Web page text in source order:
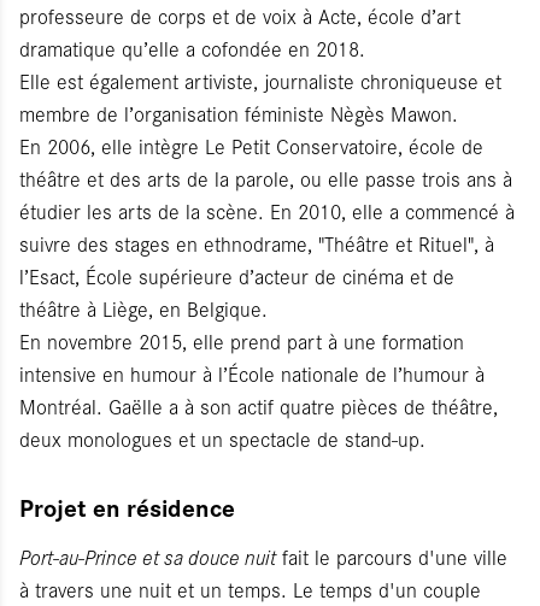
professeure de corps et de voix à Acte, école d’art
dramatique qu’elle a cofondée en 2018.
Elle est également artiviste, journaliste chroniqueuse et
membre de l’organisation féministe Nègès Mawon.
En 2006, elle intègre Le Petit Conservatoire, école de
théâtre et des arts de la parole, ou elle passe trois ans à
étudier les arts de la scène. En 2010, elle a commencé à
suivre des stages en ethnodrame, "Théâtre et Rituel", à
l’Esact, École supérieure d’acteur de cinéma et de
théâtre à Liège, en Belgique.
En novembre 2015, elle prend part à une formation
intensive en humour à l’École nationale de l’humour à
Montréal. Gaëlle a à son actif quatre pièces de théâtre,
deux monologues et un spectacle de stand-up.
Projet en résidence
Port-au-Prince et sa douce nuitfait le parcours d'une ville
à travers une nuit et un temps. Le temps d'un couple